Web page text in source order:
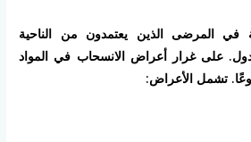
في المرضى الذين يعتمدون من الناحية
على غرار أعراض الانسحاب في المواد
تشمل الأعراض: